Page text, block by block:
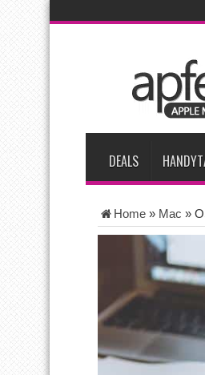
Apple testet zwei neue
Apples Smartbrille könnte
Apples vermutete AirPods
Apple erzielt 49 Prozent
Tim Cook: Mehr
DEALS
Home » Mac »